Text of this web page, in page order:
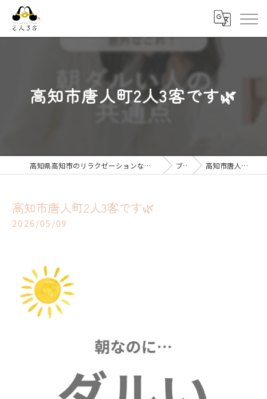
高知市唐人町2人3客です🌿
高知県高知市のリラクゼーションならキモチ上がるカラダ改善 2人3客 ブログ 高知市唐人町2人3客です🌿
高知市唐人町2人3客です🌿
2026/05/09